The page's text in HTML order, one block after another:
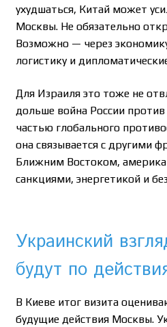
ухудшаться, Китай может
Москвы. Не обязательно
Возможно — через
логистику и
Для Израиля это тоже не
дольше война России
частью глобального
она связывается с другими
Ближним Востоком,
санкциями, энергетикой и
Украинский
будут по
В Киеве итог визита
будущие действия Москвы.